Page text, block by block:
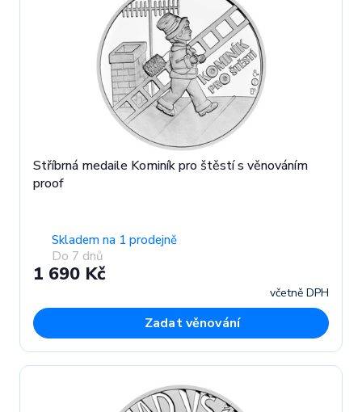
Stříbrná medaile Kominík pro štěstí s věnováním
proof
Skladem na 1 prodejně
Do 7 dnů
1 690 Kč
včetně DPH
Zadat věnování